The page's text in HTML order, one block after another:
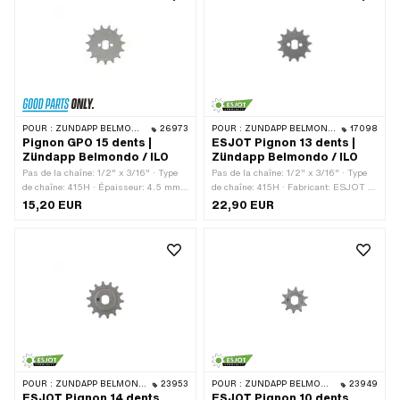
POUR : ZÜNDAPP BELMONDO · ILO / JLO · ZÜNDAPP 26973
Pignon GPO 15 dents |
Zündapp Belmondo / ILO
Pas de la chaîne: 1/2" x 3/16" · Type
de chaîne: 415H · Épaisseur: 4.5 mm ·
Fabricant: GPO · Matériau: Acier ·
15,20 EUR
POUR : ZÜNDAPP BELMONDO · ILO / JLO 17098
ESJOT Pignon 13 dents |
Zündapp Belmondo / ILO
Pas de la chaîne: 1/2" x 3/16" · Type
de chaîne: 415H · Fabricant: ESJOT ·
Matériau: Acier · Surface: bruts · Type
22,90 EUR
POUR : ZÜNDAPP BELMONDO · ZÜNDAPP 23953 POUR : ZÜNDAPP BELMONDO · ZÜNDAPP 23949